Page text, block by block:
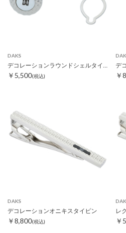
DAKS
￥5,500(税込) ￥
DAKS
デコレーションオニキスタイピン
￥8,800(税込) ￥